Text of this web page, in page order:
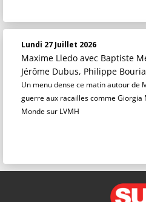
Lundi 27 Juillet 2026
Maxime Lledo avec Baptiste
Jérôme Dubus, Philippe
Un menu dense ce matin autour de
guerre aux racailles comme Giorgia
Monde sur LVMH